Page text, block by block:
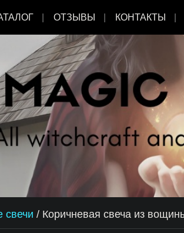
ОТЗЫВЫ КОНТАКТЫ
свечи / Коричневая свеча из